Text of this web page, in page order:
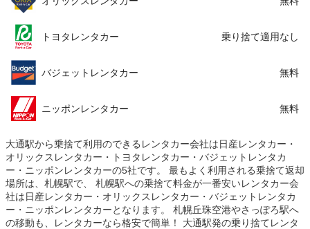
トヨタレンタカー 乗り捨て適用なし
バジェットレンタカー 無料
ニッポンレンタカー 無料
大通駅から乗捨て利用のできるレンタカー会社は日産レンタカー・
オリックスレンタカー・トヨタレンタカー・バジェットレンタカ
ー・ニッポンレンタカーの5社です。 最もよく利用される乗捨て返却
場所は、札幌駅で、 札幌駅への乗捨て料金が一番安いレンタカー会
社は日産レンタカー・オリックスレンタカー・バジェットレンタカ
ー・ニッポンレンタカーとなります。 札幌丘珠空港やさっぽろ駅へ
の移動も、レンタカーなら格安で簡単！ 大通駅発の乗り捨てレンタ